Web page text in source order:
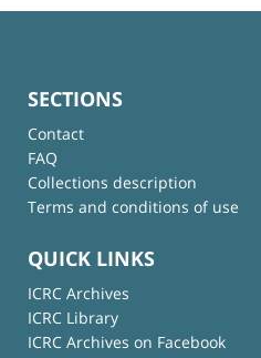
SECTIONS
Contact
FAQ
Collections description
Terms and conditions of use
QUICK LINKS
ICRC Archives
ICRC Library
ICRC Archives on Facebook